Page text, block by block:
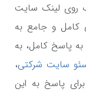
روی لینک سایت
کامل و جامع به
پاسخ کامل، به
سایت شرکتی،
پاسخ به این